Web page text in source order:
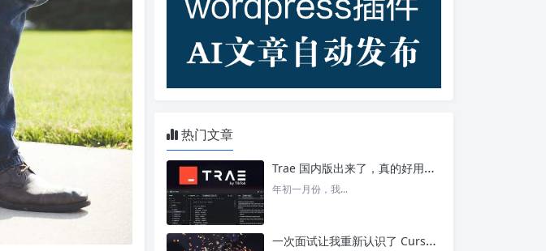
热门文章
Trae 国内版出来了，真的好用吗？ – 今日头条
年初一月份，我...
一次面试让我重新认识了 Cursor – 今日头条